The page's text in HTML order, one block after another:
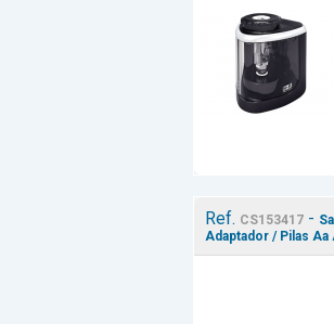
Ref. CS153417-
Adaptador / Pilas